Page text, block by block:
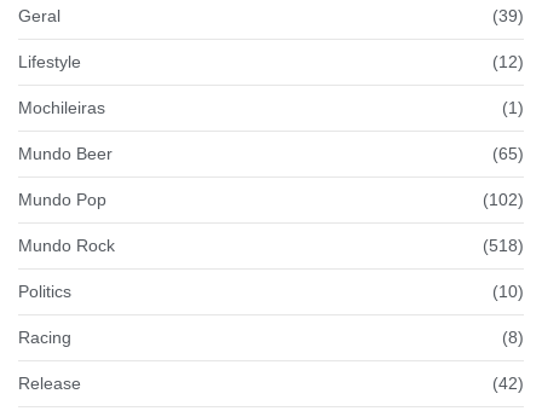
Geral (39)
Lifestyle (12)
Mochileiras (1)
Mundo Beer (65)
Mundo Pop (102)
Mundo Rock (518)
Politics (10)
Racing (8)
Release (42)